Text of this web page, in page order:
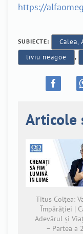
https://
SUBIECTE: Calea,
liviu neagoe ,
Articole
Titus Colțea:
Împărăției |
Adevărul și
– Partea a